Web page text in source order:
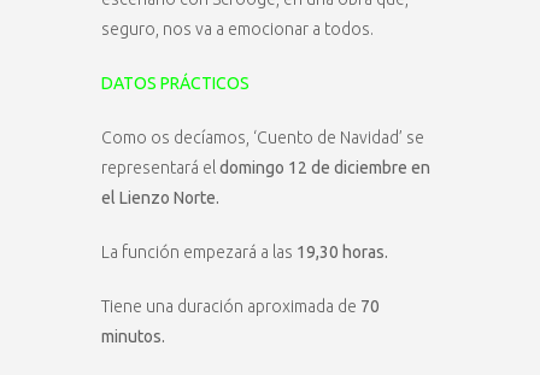
seguro, nos va a emocionar a todos.
DATOS PRÁCTICOS
Como os decíamos, ‘Cuento de Navidad’ se
representará el domingo 12 de diciembre en
el Lienzo Norte.
La función empezará a las 19,30 horas.
Tiene una duración aproximada de 70
minutos.